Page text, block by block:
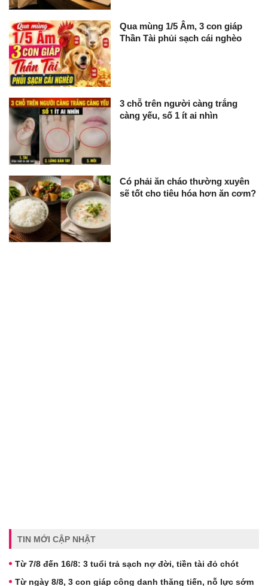
Qua mùng 1/5 Âm, 3 con giáp
Thần Tài phủi sạch cái nghèo
3 chỗ trên người càng trắng
càng yếu, số 1 ít ai nhìn
Có phải ăn cháo thường xuyên
sẽ tốt cho tiêu hóa hơn ăn cơm?
TIN MỚI CẬP NHẬT
Từ 7/8 đến 16/8: 3 tuổi trả sạch nợ đời, tiền tài đỏ chót
Từ ngày 8/8, 3 con giáp công danh thăng tiến, nỗ lực sớm